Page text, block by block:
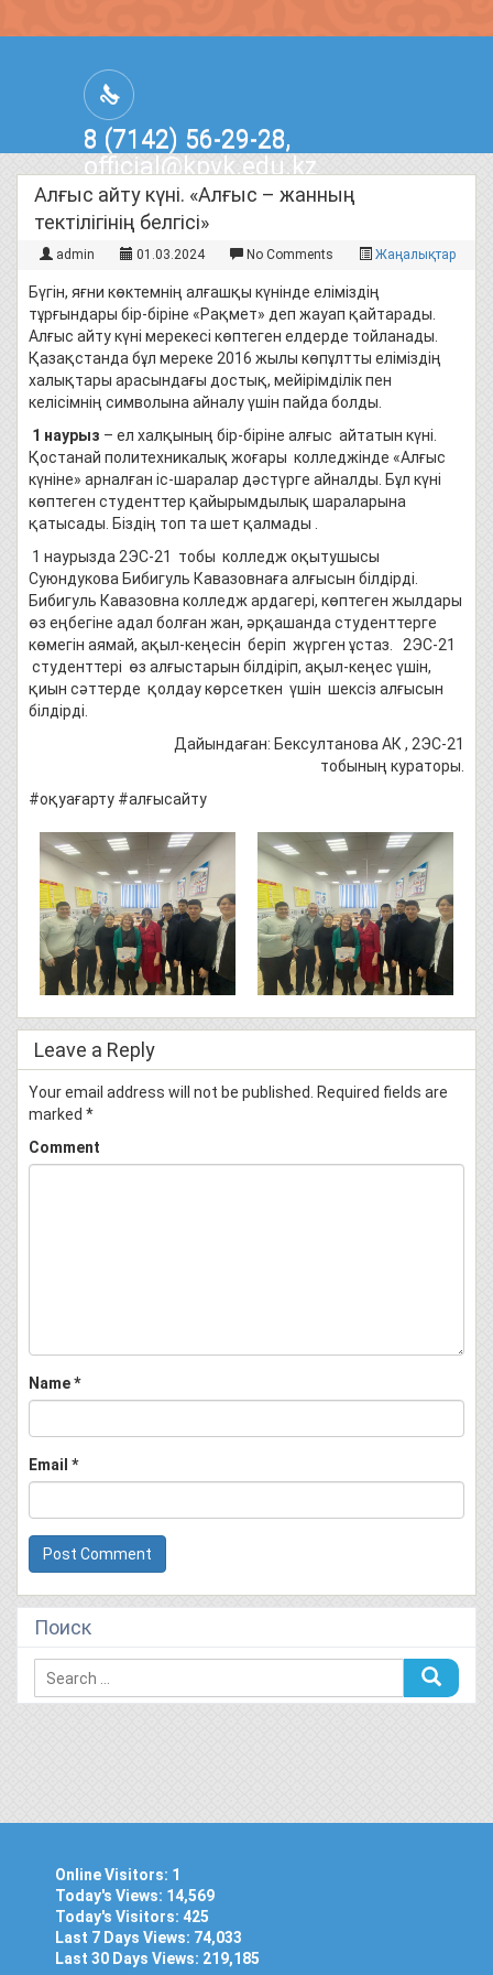
8 (7142) 56-29-28,
official@kpvk.edu.kz
г.Костанай, Проспект Кобыланды
Батыра, 3
Алғыс айту күні. «Алғыс – жанның
тектілігінің белгісі»
admin 01.03.2024 No Comments Жаңалықтар
Бүгін, яғни көктемнің алғашқы күнінде еліміздің
тұрғындары бір-біріне «Рақмет» деп жауап қайтарады.
Алғыс айту күні мерекесі көптеген елдерде тойланады.
Қазақстанда бұл мереке 2016 жылы көпұлтты еліміздің
халықтары арасындағы достық, мейірімділік пен
келісімнің символына айналу үшін пайда болды.
1 наурыз – ел халқының бір-біріне алғыс айтатын күні.
Қостанай политехникалық жоғары колледжінде «Алғыс
күніне» арналған іс-шаралар дәстүрге айналды. Бұл күні
көптеген студенттер қайырымдылық шараларына
қатысады. Біздің топ та шет қалмады .
1 наурызда 2ЭС-21 тобы колледж оқытушысы
Суюндукова Бибигуль Кавазовнаға алғысын білдірді.
Бибигуль Кавазовна колледж ардагері, көптеген жылдары
өз еңбегіне адал болған жан, әрқашанда студенттерге
көмегін аямай, ақыл-кеңесін беріп жүрген ұстаз. 2ЭС-21
студенттері өз алғыстарын білдіріп, ақыл-кеңес үшін,
қиын сәттерде қолдау көрсеткен үшін шексіз алғысын
білдірді.
Дайындаған: Бексултанова АК , 2ЭС-21
тобының кураторы.
#оқуағарту #алғысайту
Leave a Reply
Your email address will not be published. Required fields are
marked *
Comment
Name*
Email *
Поиск
Online Visitors: 1
Today's Views: 14,569
Today's Visitors: 425
Last 7 Days Views: 74,033
Last 30 Days Views: 219,185